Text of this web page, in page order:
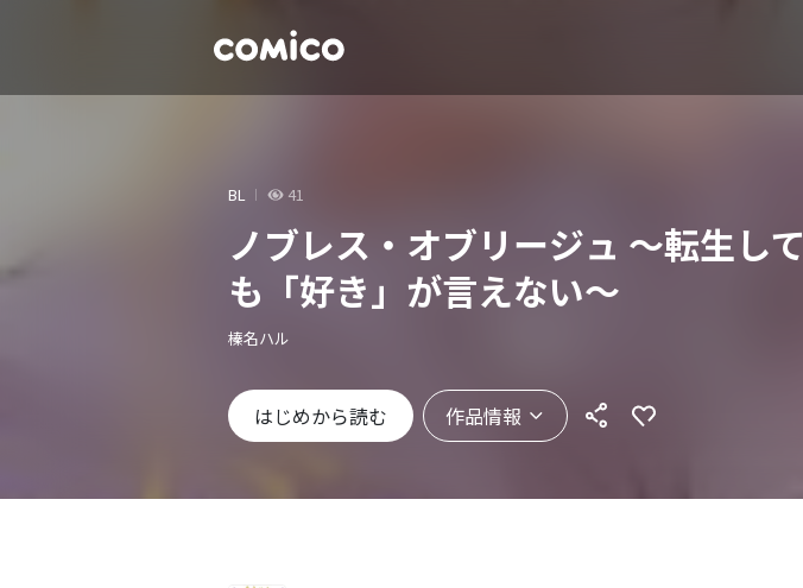
BL 41
ノブレス・オブリージュ ～転生して
も「好き」が言えない～
榛名ハル
はじめから読む 作品情報